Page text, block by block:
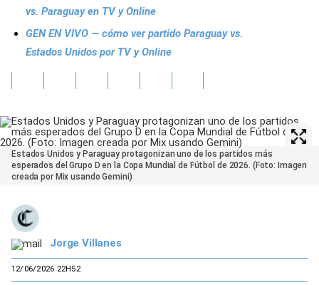
vs. Paraguay en TV y Online
GEN EN VIVO — cómo ver partido Paraguay vs.
Estados Unidos por TV y Online
Estados Unidos y Paraguay protagonizan uno de los partidos más
esperados del Grupo D en la Copa Mundial de Fútbol de 2026. (Foto: Imagen
creada por Mix usando Gemini)
Jorge Villanes
12/06/2026 22H52